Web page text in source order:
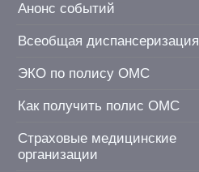
Анонс событий
Всеобщая диспансеризация
ЭКО по полису ОМС
Как получить полис ОМС
Страховые медицинские
организации